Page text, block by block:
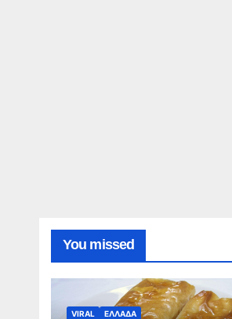
You missed
VIRAL ΕΛΛΑΔΑ